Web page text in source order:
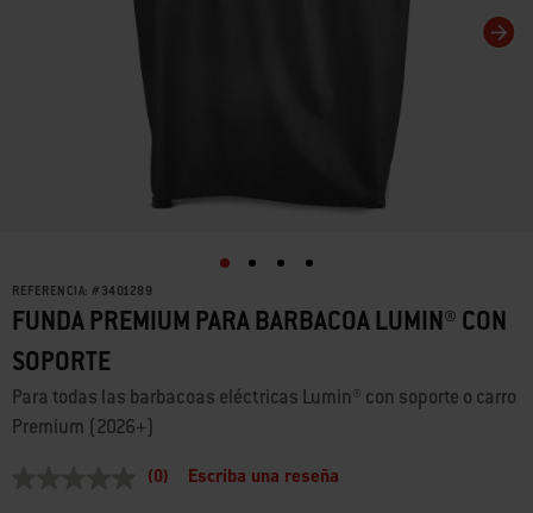
REFERENCIA: # 3401289
FUNDA PREMIUM PARA BARBACOA LUMIN® CON
SOPORTE
Para todas las barbacoas eléctricas Lumin® con soporte o carro
Premium (2026+)
(0) Escriba una reseña